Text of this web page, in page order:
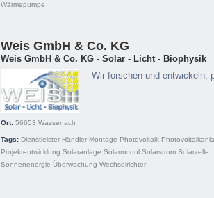
Wärmepumpe
Weis GmbH & Co. KG
Weis GmbH & Co. KG - Solar - Licht - Biophysik
Wir forschen und entwickeln,
Ort: 56653 Wassenach
Tags: Dienstleister Händler Montage Photovoltaik
Projektentwicklung Solaranlage Solarmodul Solarstrom Solarzelle
Sonnenenergie Überwachung Wechselrichter